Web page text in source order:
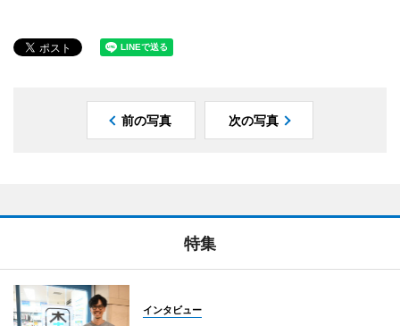
前の写真 次の写真
特集
インタビュー